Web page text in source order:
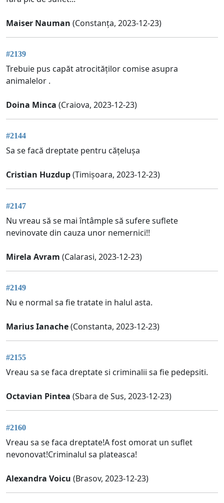
Maiser Nauman (Constanța, 2023-12-23)
#2139
Trebuie pus capăt atrocităților comise asupra
animalelor .
Doina Minca (Craiova, 2023-12-23)
#2144
Sa se facă dreptate pentru cățelușa
Cristian Huzdup(Timișoara, 2023-12-23)
#2147
Nu vreau să se mai întâmple să sufere suflete
nevinovate din cauza unor nemernici!!
Mirela Avram (Calarasi, 2023-12-23)
#2149
Nu e normal sa fie tratate in halul asta.
Marius Ianache(Constanta, 2023-12-23)
#2155
Vreau sa se faca dreptate si criminalii sa fie pedepsiti.
Octavian Pintea (Sbara de Sus, 2023-12-23)
#2160
Vreau sa se faca dreptate!A fost omorat un suflet
nevonovat!Criminalul sa plateasca!
Alexandra Voicu (Brasov, 2023-12-23)